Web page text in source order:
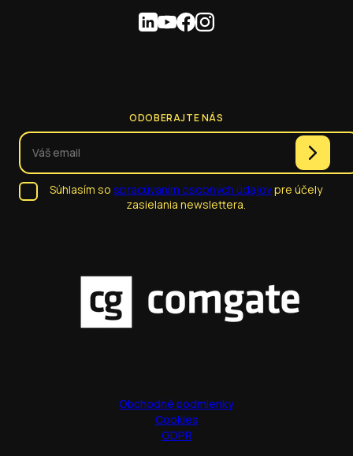
ODOBERAJTE NÁS
Súhlasím so spracúvaním osobných údajovpre účely
zasielania newslettera.
Obchodné podmienky
Cookies
GDPR